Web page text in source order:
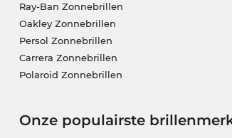
Ray-Ban Zonnebrillen
Oakley Zonnebrillen
Persol Zonnebrillen
Carrera Zonnebrillen
Polaroid Zonnebrillen
Onze populairste